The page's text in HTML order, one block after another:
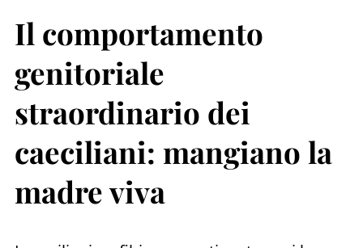
Il comportamento
genitoriale
straordinario dei
caeciliani: mangiano la
madre viva